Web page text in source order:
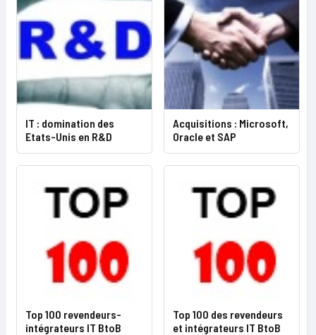
IT : domination des
Etats-Unis en R&D
Acquisitions : Microsoft,
Oracle et SAP
Top 100 revendeurs-
intégrateurs IT BtoB
Top 100 des revendeurs
et intégrateurs IT BtoB